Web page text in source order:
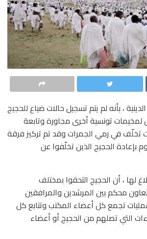
، بأنه لم يتم تسجيل حالات ضياع للحجيج
تونسية أخرى مجاورة وتابعة
تخلّف في رمي الجمرات وقد تم تركيز فرقة
بإعادة الحجيج الذين تخلّفوا عن
لها ، أن الحجيج التحقوا بمختلف
محكم بين المرشدين والمرافقين
تجمع كل أعضاء المكتب وتتابع كل
التي تصلهم من الحجيج أو أعضاء